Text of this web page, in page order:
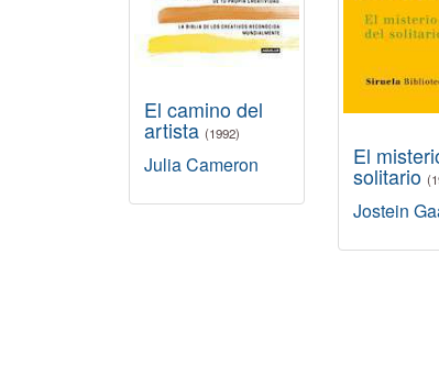
El camino del
artista (1992)
Julia Cameron El
solitario
Jostein